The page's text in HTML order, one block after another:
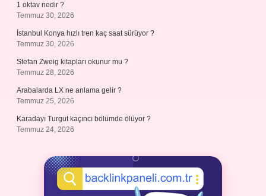
1 oktav nedir ?
Temmuz 30, 2026
İstanbul Konya hızlı tren kaç saat sürüyor ?
Temmuz 30, 2026
Stefan Zweig kitapları okunur mu ?
Temmuz 28, 2026
Arabalarda LX ne anlama gelir ?
Temmuz 25, 2026
Karadayı Turgut kaçıncı bölümde ölüyor ?
Temmuz 24, 2026